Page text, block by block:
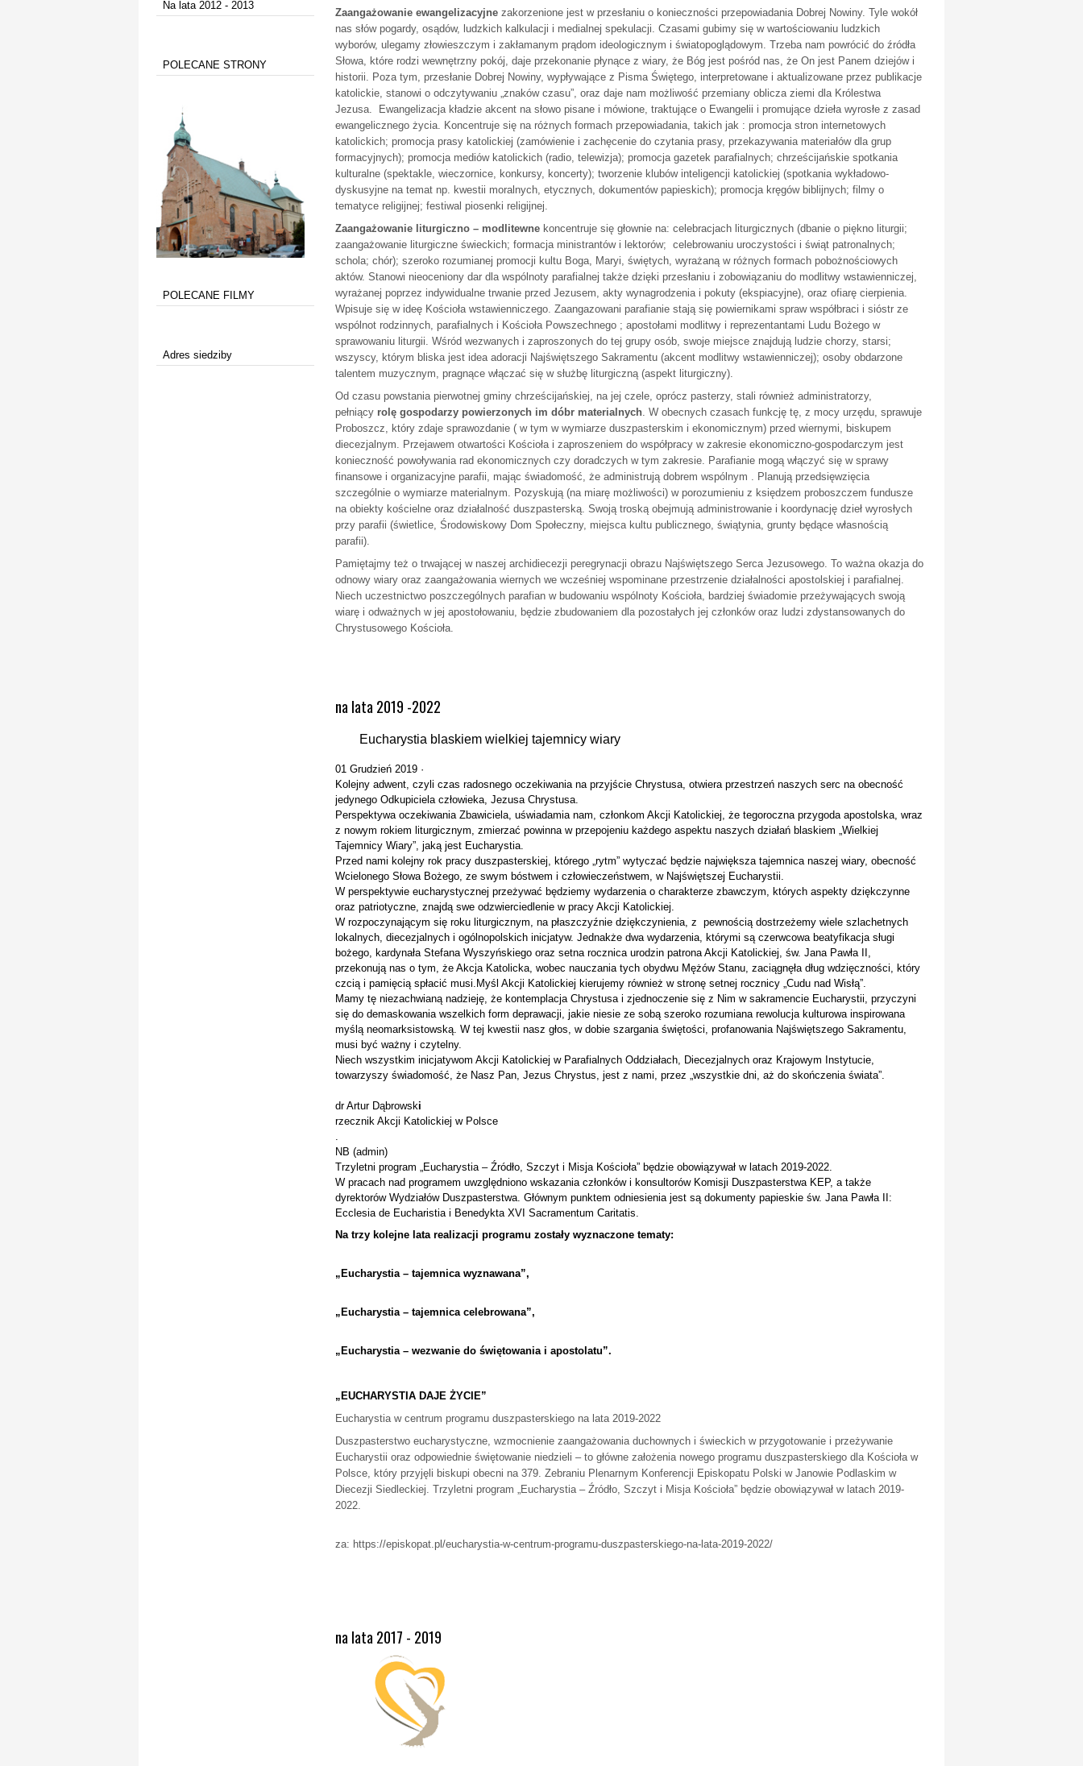
Na lata 2012 - 2013
POLECANE STRONY
POLECANE FILMY
Adres siedziby
Zaangażowanie ewangelizacyjne zakorzenione jest w przesłaniu o konieczności przepowiadania Dobrej Nowiny. Tyle wokół
nas słów pogardy, osądów, ludzkich kalkulacji i medialnej spekulacji. Czasami gubimy się w wartościowaniu ludzkich
wyborów, ulegamy złowieszczym i zakłamanym prądom ideologicznym i światopoglądowym. Trzeba nam powrócić do źródła
Słowa, które rodzi wewnętrzny pokój, daje przekonanie płynące z wiary, że Bóg jest pośród nas, że On jest Panem dziejów i
historii. Poza tym, przesłanie Dobrej Nowiny, wypływające z Pisma Świętego, interpretowane i aktualizowane przez publikacje
katolickie, stanowi o odczytywaniu „znaków czasu”, oraz daje nam możliwość przemiany oblicza ziemi dla Królestwa
Jezusa. Ewangelizacja kładzie akcent na słowo pisane i mówione, traktujące o Ewangelii i promujące dzieła wyrosłe z zasad
ewangelicznego życia. Koncentruje się na różnych formach przepowiadania, takich jak : promocja stron internetowych
katolickich; promocja prasy katolickiej (zamówienie i zachęcenie do czytania prasy, przekazywania materiałów dla grup
formacyjnych); promocja mediów katolickich (radio, telewizja); promocja gazetek parafialnych; chrześcijańskie spotkania
kulturalne (spektakle, wieczornice, konkursy, koncerty); tworzenie klubów inteligencji katolickiej (spotkania wykładowo-
dyskusyjne na temat np. kwestii moralnych, etycznych, dokumentów papieskich); promocja kręgów biblijnych; filmy o
tematyce religijnej; festiwal piosenki religijnej.
Zaangażowanie liturgiczno – modlitewne koncentruje się głownie na: celebracjach liturgicznych (dbanie o piękno liturgii;
zaangażowanie liturgiczne świeckich; formacja ministrantów i lektorów; celebrowaniu uroczystości i świąt patronalnych;
schola; chór); szeroko rozumianej promocji kultu Boga, Maryi, świętych, wyrażaną w różnych formach pobożnościowych
aktów. Stanowi nieoceniony dar dla wspólnoty parafialnej także dzięki przesłaniu i zobowiązaniu do modlitwy wstawienniczej,
wyrażanej poprzez indywidualne trwanie przed Jezusem, akty wynagrodzenia i pokuty (ekspiacyjne), oraz ofiarę cierpienia.
Wpisuje się w ideę Kościoła wstawienniczego. Zaangazowani parafianie stają się powiernikami spraw współbraci i sióstr ze
wspólnot rodzinnych, parafialnych i Kościoła Powszechnego ; apostołami modlitwy i reprezentantami Ludu Bożego w
sprawowaniu liturgii. Wśród wezwanych i zaproszonych do tej grupy osób, swoje miejsce znajdują ludzie chorzy, starsi;
wszyscy, którym bliska jest idea adoracji Najświętszego Sakramentu (akcent modlitwy wstawienniczej); osoby obdarzone
talentem muzycznym, pragnące włączać się w służbę liturgiczną (aspekt liturgiczny).
Od czasu powstania pierwotnej gminy chrześcijańskiej, na jej czele, oprócz pasterzy, stali również administratorzy,
pełniący rolę gospodarzy powierzonych im dóbr materialnych. W obecnych czasach funkcję tę, z mocy urzędu, sprawuje
Proboszcz, który zdaje sprawozdanie ( w tym w wymiarze duszpasterskim i ekonomicznym) przed wiernymi, biskupem
diecezjalnym. Przejawem otwartości Kościoła i zaproszeniem do współpracy w zakresie ekonomiczno-gospodarczym jest
konieczność powoływania rad ekonomicznych czy doradczych w tym zakresie. Parafianie mogą włączyć się w sprawy
finansowe i organizacyjne parafii, mając świadomość, że administrują dobrem wspólnym . Planują przedsięwzięcia
szczególnie o wymiarze materialnym. Pozyskują (na miarę możliwości) w porozumieniu z księdzem proboszczem fundusze
na obiekty kościelne oraz działalność duszpasterską. Swoją troską obejmują administrowanie i koordynację dzieł wyrosłych
przy parafii (świetlice, Środowiskowy Dom Społeczny, miejsca kultu publicznego, świątynia, grunty będące własnością
parafii).
Pamiętajmy też o trwającej w naszej archidiecezji peregrynacji obrazu Najświętszego Serca Jezusowego. To ważna okazja do
odnowy wiary oraz zaangażowania wiernych we wcześniej wspominane przestrzenie działalności apostolskiej i parafialnej.
Niech uczestnictwo poszczególnych parafian w budowaniu wspólnoty Kościoła, bardziej świadomie przeżywających swoją
wiarę i odważnych w jej apostołowaniu, będzie zbudowaniem dla pozostałych jej członków oraz ludzi zdystansowanych do
Chrystusowego Kościoła.
na lata 2019 -2022
Eucharystia blaskiem wielkiej tajemnicy wiary
01 Grudzień 2019 ·
Kolejny adwent, czyli czas radosnego oczekiwania na przyjście Chrystusa, otwiera przestrzeń naszych serc na obecność
jedynego Odkupiciela człowieka, Jezusa Chrystusa.
Perspektywa oczekiwania Zbawiciela, uświadamia nam, członkom Akcji Katolickiej, że tegoroczna przygoda apostolska, wraz
z nowym rokiem liturgicznym, zmierzać powinna w przepojeniu każdego aspektu naszych działań blaskiem „Wielkiej
Tajemnicy Wiary”, jaką jest Eucharystia.
Przed nami kolejny rok pracy duszpasterskiej, którego „rytm” wytyczać będzie największa tajemnica naszej wiary, obecność
Wcielonego Słowa Bożego, ze swym bóstwem i człowieczeństwem, w Najświętszej Eucharystii.
W perspektywie eucharystycznej przeżywać będziemy wydarzenia o charakterze zbawczym, których aspekty dziękczynne
oraz patriotyczne, znajdą swe odzwierciedlenie w pracy Akcji Katolickiej.
W rozpoczynającym się roku liturgicznym, na płaszczyźnie dziękczynienia, z pewnością dostrzeżemy wiele szlachetnych
lokalnych, diecezjalnych i ogólnopolskich inicjatyw. Jednakże dwa wydarzenia, którymi są czerwcowa beatyfikacja sługi
bożego, kardynała Stefana Wyszyńskiego oraz setna rocznica urodzin patrona Akcji Katolickiej, św. Jana Pawła II,
przekonują nas o tym, że Akcja Katolicka, wobec nauczania tych obydwu Mężów Stanu, zaciągnęła dług wdzięczności, który
czcią i pamięcią spłacić musi.Myśl Akcji Katolickiej kierujemy również w stronę setnej rocznicy „Cudu nad Wisłą”.
Mamy tę niezachwianą nadzieję, że kontemplacja Chrystusa i zjednoczenie się z Nim w sakramencie Eucharystii, przyczyni
się do demaskowania wszelkich form deprawacji, jakie niesie ze sobą szeroko rozumiana rewolucja kulturowa inspirowana
myślą neomarksistowską. W tej kwestii nasz głos, w dobie szargania świętości, profanowania Najświętszego Sakramentu,
musi być ważny i czytelny.
Niech wszystkim inicjatywom Akcji Katolickiej w Parafialnych Oddziałach, Diecezjalnych oraz Krajowym Instytucie,
towarzyszy świadomość, że Nasz Pan, Jezus Chrystus, jest z nami, przez „wszystkie dni, aż do skończenia świata”.
dr Artur Dąbrowski
rzecznik Akcji Katolickiej w Polsce
.
NB (admin)
Trzyletni program „Eucharystia – Źródło, Szczyt i Misja Kościoła” będzie obowiązywał w latach 2019-2022.
W pracach nad programem uwzględniono wskazania członków i konsultorów Komisji Duszpasterstwa KEP, a także
dyrektorów Wydziałów Duszpasterstwa. Głównym punktem odniesienia jest są dokumenty papieskie św. Jana Pawła II:
Ecclesia de Eucharistia i Benedykta XVI Sacramentum Caritatis.
Na trzy kolejne lata realizacji programu zostały wyznaczone tematy:
„Eucharystia – tajemnica wyznawana”,
„Eucharystia – tajemnica celebrowana”,
„Eucharystia – wezwanie do świętowania i apostolatu”.
„EUCHARYSTIA DAJE ŻYCIE”
Eucharystia w centrum programu duszpasterskiego na lata 2019-2022
Duszpasterstwo eucharystyczne, wzmocnienie zaangażowania duchownych i świeckich w przygotowanie i przeżywanie
Eucharystii oraz odpowiednie świętowanie niedzieli – to główne założenia nowego programu duszpasterskiego dla Kościoła w
Polsce, który przyjęli biskupi obecni na 379. Zebraniu Plenarnym Konferencji Episkopatu Polski w Janowie Podlaskim w
Diecezji Siedleckiej. Trzyletni program „Eucharystia – Źródło, Szczyt i Misja Kościoła” będzie obowiązywał w latach 2019-
2022.
za: https://episkopat.pl/eucharystia-w-centrum-programu-duszpasterskiego-na-lata-2019-2022/
na lata 2017 - 2019